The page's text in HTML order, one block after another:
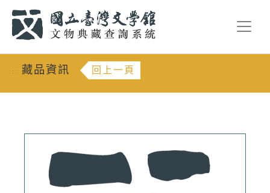
::: 藏品資訊 回上一頁